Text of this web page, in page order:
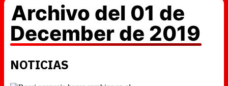
Archivo del 01 de
December de 2019
NOTICIAS